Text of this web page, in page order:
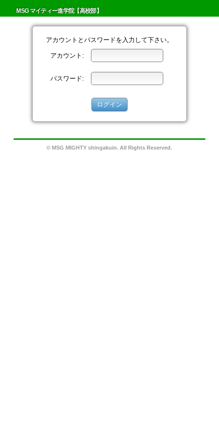
MSG マイティー進学院【高校部】
アカウントとパスワードを入力して下さい。
アカウント:
パスワード:
© MSG MIGHTY shingakuin. All Rights Reserved.